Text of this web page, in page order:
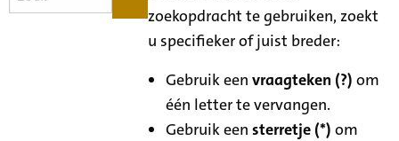
zoekopdracht te gebruiken, zoekt
u specifieker of juist breder:
Gebruik eenvraagteken (?) om
één letter te vervangen.
Gebruik eensterretje (*) om